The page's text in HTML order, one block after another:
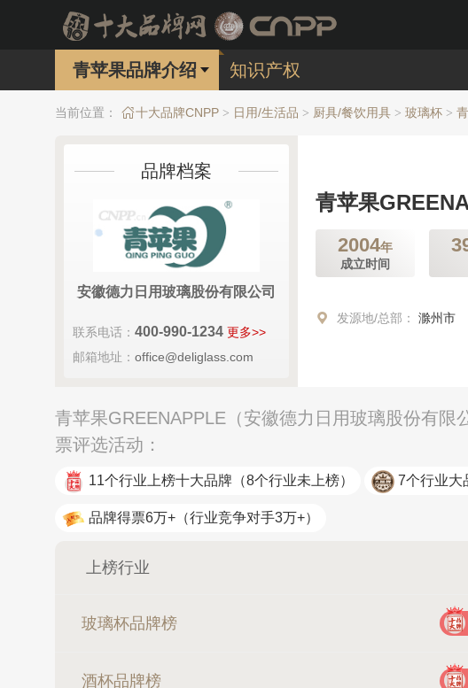
青苹果品牌介绍 知识产权
当前位置： 十大品牌CNPP > 日用/生活品 > 厨具/餐饮用具 > 玻璃杯 >
品牌档案
安徽德力日用玻璃股份有限公司
联系电话： 400-990-1234 更多>>
邮箱地址： office@deliglass.com
青苹果
2004年
成立时间
发源地/总部： 滁州市
青苹果GREENAPPLE（安徽德力日用玻璃股份有
票评选活动：
11个行业上榜十大品牌 （8个行业未上榜） 7个行业大
品牌得票6万+ （行业竞争对手3万+）
上榜行业
玻璃杯品牌榜
酒杯品牌榜